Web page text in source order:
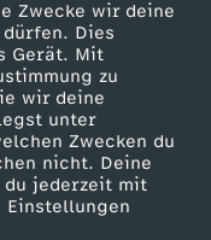
Zwecke wir deine
Dies
Gerät. Mit
zu
wir deine
unter
Zwecken du
nicht. Deine
du jederzeit mit
Einstellungen